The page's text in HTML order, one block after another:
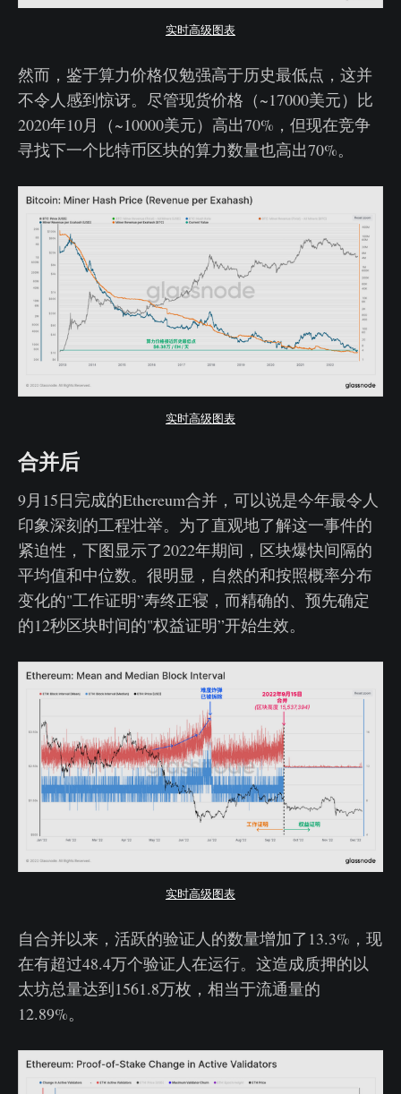
实时高级图表
然而，鉴于算力价格仅勉强高于历史最低点，这并
不令人感到惊讶。尽管现货价格（~17000美元）比
2020年10月（~10000美元）高出70%，但现在竞争
寻找下一个比特币区块的算力数量也高出70%。
实时高级图表
合并后
9月15日完成的Ethereum合并，可以说是今年最令人
印象深刻的工程壮举。为了直观地了解这一事件的
紧迫性，下图显示了2022年期间，区块爆快间隔的
平均值和中位数。很明显，自然的和按照概率分布
变化的"工作证明”寿终正寝，而精确的、预先确定
的12秒区块时间的"权益证明”开始生效。
实时高级图表
自合并以来，活跃的验证人的数量增加了13.3%，现
在有超过48.4万个验证人在运行。这造成质押的以
太坊总量达到1561.8万枚，相当于流通量的
12.89%。